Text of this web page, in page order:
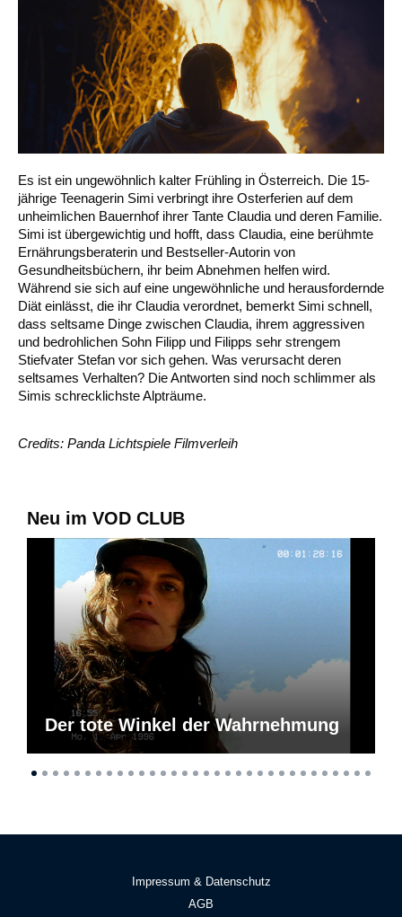
Es ist ein ungewöhnlich kalter Frühling in Österreich. Die 15-
jährige Teenagerin Simi verbringt ihre Osterferien auf dem
unheimlichen Bauernhof ihrer Tante Claudia und deren Familie.
Simi ist übergewichtig und hofft, dass Claudia, eine berühmte
Ernährungsberaterin und Bestseller-Autorin von
Gesundheitsbüchern, ihr beim Abnehmen helfen wird.
Während sie sich auf eine ungewöhnliche und herausfordernde
Diät einlässt, die ihr Claudia verordnet, bemerkt Simi schnell,
dass seltsame Dinge zwischen Claudia, ihrem aggressiven
und bedrohlichen Sohn Filipp und Filipps sehr strengem
Stiefvater Stefan vor sich gehen. Was verursacht deren
seltsames Verhalten? Die Antworten sind noch schlimmer als
Simis schrecklichste Alpträume.
Credits: Panda Lichtspiele Filmverleih
Neu im VOD CLUB
Der tote Winkel der Wahrnehmung
Impressum & Datenschutz
AGB